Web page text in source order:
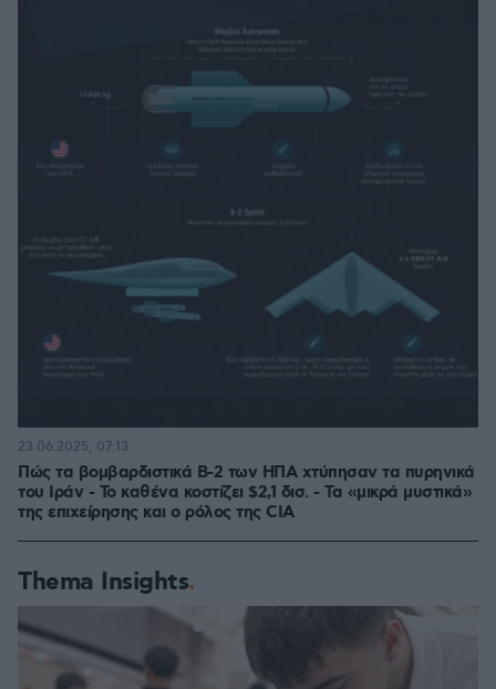
Πώς τα βομβαρδιστικά Β-2 των ΗΠΑ χτύπησαν τα πυρηνικά
του Ιράν - Το καθένα κοστίζει $2,1 δισ. - Τα «μικρά μυστικά»
της επιχείρησης και ο ρόλος της CIA
23.06.2025, 07:13
Thema Insights